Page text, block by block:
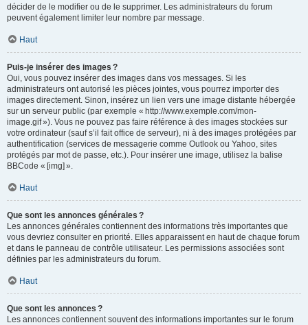
décider de le modifier ou de le supprimer. Les administrateurs du forum
peuvent également limiter leur nombre par message.
Haut
Puis-je insérer des images ?
Oui, vous pouvez insérer des images dans vos messages. Si les
administrateurs ont autorisé les pièces jointes, vous pourrez importer des
images directement. Sinon, insérez un lien vers une image distante hébergée
sur un serveur public (par exemple « http://www.exemple.com/mon-
image.gif »). Vous ne pouvez pas faire référence à des images stockées sur
votre ordinateur (sauf s’il fait office de serveur), ni à des images protégées par
authentification (services de messagerie comme Outlook ou Yahoo, sites
protégés par mot de passe, etc.). Pour insérer une image, utilisez la balise
BBCode « [img] ».
Haut
Que sont les annonces générales ?
Les annonces générales contiennent des informations très importantes que
vous devriez consulter en priorité. Elles apparaissent en haut de chaque forum
et dans le panneau de contrôle utilisateur. Les permissions associées sont
définies par les administrateurs du forum.
Haut
Que sont les annonces ?
Les annonces contiennent souvent des informations importantes sur le forum